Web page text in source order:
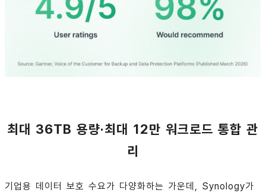
최대 36TB 용량·최대 12만 워크로드 통합 관
리
기업용 데이터 보호 수요가 다양화하는 가운데, Synology가